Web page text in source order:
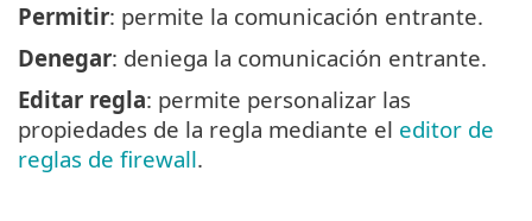
Permitir: permite la comunicación entrante.
Denegar: deniega la comunicación entrante.
Editar regla: permite personalizar las
propiedades de la regla mediante el editor de
reglas de firewall.